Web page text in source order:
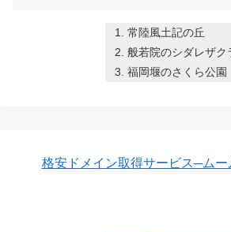
常陸風土記の丘
般若院のシダレザク
福岡堰のさくら公園
格安ドメイン取得サービス─ム